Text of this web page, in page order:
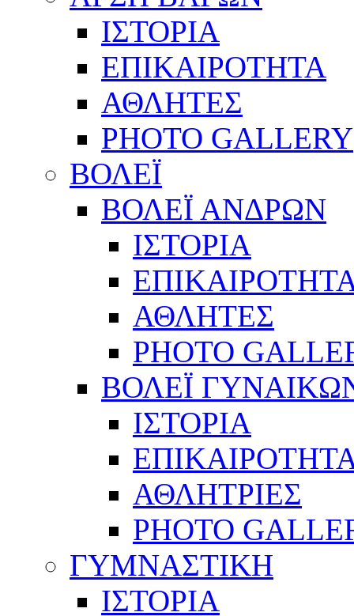
ΙΣΤΟΡΙΑ
ΕΠΙΚΑΙΡΟΤΗΤΑ
ΑΘΛΗΤΕΣ
PHOTO GALLERY
ΒΟΛΕΪ
ΒΟΛΕΪ ΑΝΔΡΩΝ
ΙΣΤΟΡΙΑ
ΑΘΛΗΤΕΣ
PHOTO
ΒΟΛΕΪ
ΙΣΤΟΡΙΑ
ΑΘΛΗΤΡΙΕΣ
PHOTO
ΓΥΜΝΑΣΤΙΚΗ
ΙΣΤΟΡΙΑ